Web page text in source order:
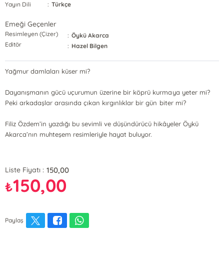
Yayın Dili
: Türkçe
Emeği Geçenler
Resimleyen (Çizer) : Öykü Akarca
Editör
: Hazel Bilgen
Yağmur damlaları küser mi?
Dayanışmanın gücü uçurumun üzerine bir köprü kurmaya yeter mi?
Peki arkadaşlar arasında çıkan kırgınlıklar bir gün biter mi?
Filiz Özdem’in yazdığı bu sevimli ve düşündürücü hikâyeler Öykü
Akarca’nın muhteşem resimleriyle hayat buluyor.
Liste Fiyatı : 150,00
₺150,00
Paylaş